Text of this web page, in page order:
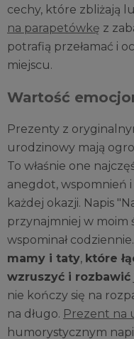
cechy, które zbliżają
na parapetówkę z
potrafią przełamać i
miejscu.
Wartość
Prezenty z
urodzinowy mają
To właśnie one
anegdot, wspomnień
każdej okazji. Napis
przynajmniej w moim
wspominał codziennie.
mamy i taty, które
wzruszyć i rozbawić
nie kończy się na
na długo. Prezent na
humorystycznym